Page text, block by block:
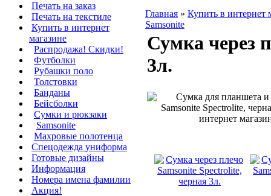
Печать на заказ
Печать на текстиле
Купить в интернет
магазине
Распродажа! Скидки!
Футболки
Рубашки поло
Толстовки
Банданы
Бейсболки
Сумки и рюкзаки
Samsonite
Махровые полотенца
Cпецодежда униформа
Готовые дизайны
Информация
Номера имена фамилии
Акция!
Главная » Купить в интернет
Samsonite
Сумка через
3л.